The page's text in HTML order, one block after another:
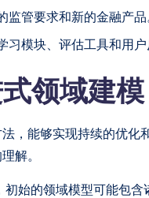
监管要求和新的金融产品
习模块、评估工具和用户
领域建模
，能够实现持续的优
解。
始的领域模型可能包含